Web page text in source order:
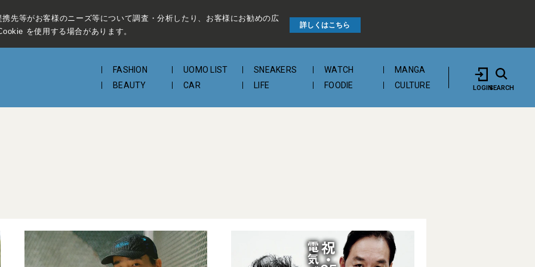
先等がお客様のニーズ等について調査・分析したり、お客様にお勧めの広
を使用する場合があります。
詳しくはこちら
FASHION UOMO LIST SNEAKERS WATCH
MANGA
BEAUTY
CAR LIFE FOODIE CULTURE LOGINSEARCH